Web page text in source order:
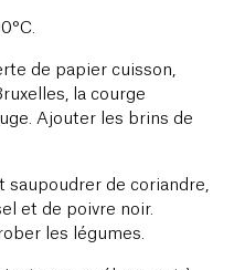
de papier cuisson,
la courge
Ajouter les brins de
saupoudrer de coriandre,
et de poivre noir.
les légumes.